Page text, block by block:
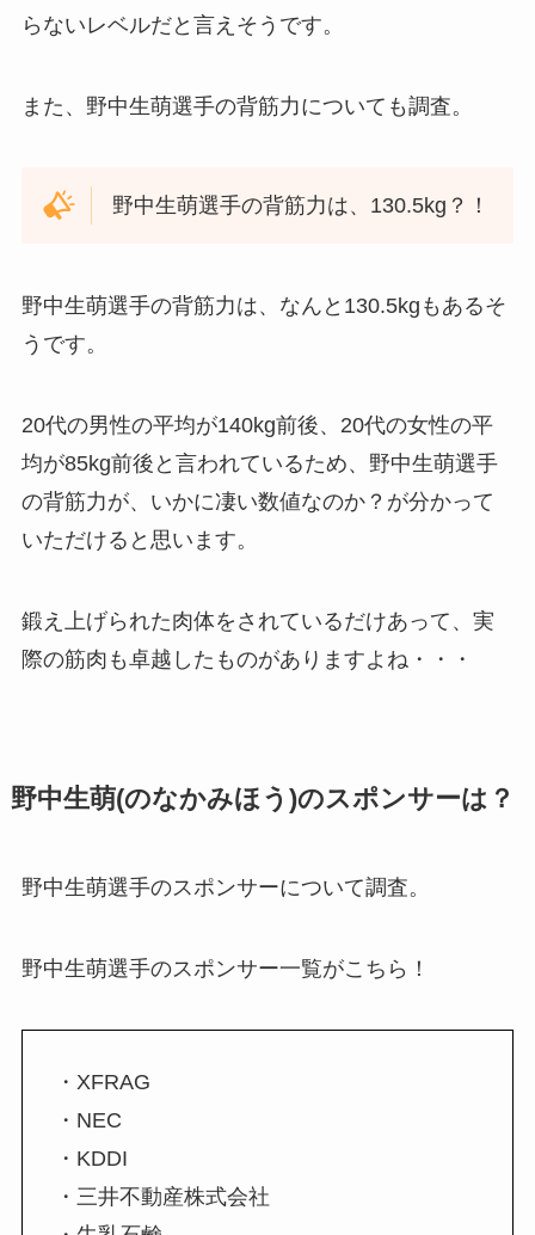
らないレベルだと言えそうです。
また、野中生萌選手の背筋力についても調査。
野中生萌選手の背筋力は、130.5kg？！
野中生萌選手の背筋力は、なんと130.5kgもあるそ
うです。
20代の男性の平均が140kg前後、20代の女性の平
均が85kg前後と言われているため、野中生萌選手
の背筋力が、いかに凄い数値なのか？が分かって
いただけると思います。
鍛え上げられた肉体をされているだけあって、実
際の筋肉も卓越したものがありますよね・・・
野中生萌(のなかみほう)のスポンサーは？
野中生萌選手のスポンサーについて調査。
野中生萌選手のスポンサー一覧がこちら！
・XFRAG
・NEC
・KDDI
・三井不動産株式会社